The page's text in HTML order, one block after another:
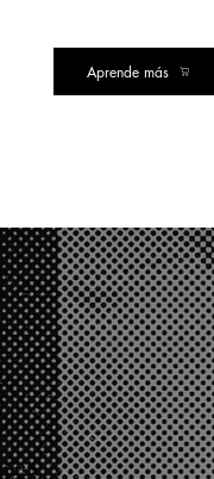
Aprende más